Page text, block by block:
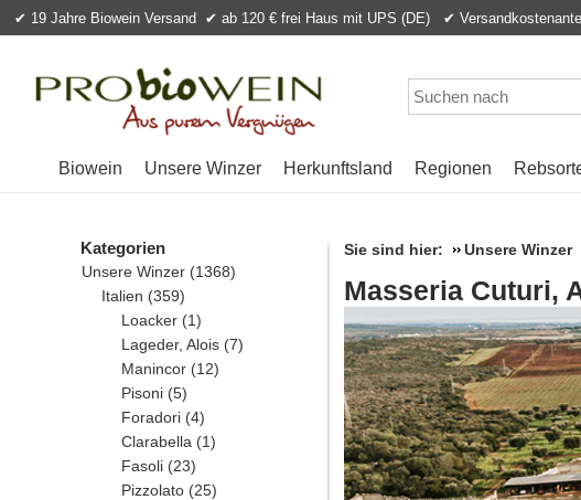
✔ 19 Jahre Biowein Versand ✔ ab 120 € frei Haus mit UPS (DE) ✔
Biowein Unsere Winzer Herkunftsland Regionen
Kategorien
Unsere Winzer (1368)
Italien (359)
Loacker (1)
Lageder, Alois (7)
Manincor (12)
Pisoni (5)
Foradori (4)
Clarabella (1)
Fasoli (23)
Pizzolato (25)
Sie sind hier: Unsere Winzer
Masseria Cuturi,